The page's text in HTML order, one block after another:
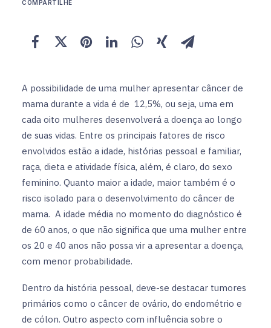
COMPARTILHE
A possibilidade de uma mulher apresentar câncer de
mama durante a vida é de 12,5%, ou seja, uma em
cada oito mulheres desenvolverá a doença ao longo
de suas vidas. Entre os principais fatores de risco
envolvidos estão a idade, histórias pessoal e familiar,
raça, dieta e atividade física, além, é claro, do sexo
feminino. Quanto maior a idade, maior também é o
risco isolado para o desenvolvimento do câncer de
mama. A idade média no momento do diagnóstico é
de 60 anos, o que não significa que uma mulher entre
os 20 e 40 anos não possa vir a apresentar a doença,
com menor probabilidade.
Dentro da história pessoal, deve-se destacar tumores
primários como o câncer de ovário, do endométrio e
de cólon. Outro aspecto com influência sobre o